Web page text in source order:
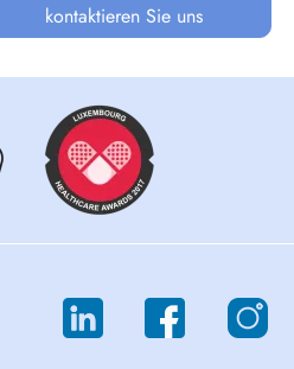
kontaktieren Sie uns